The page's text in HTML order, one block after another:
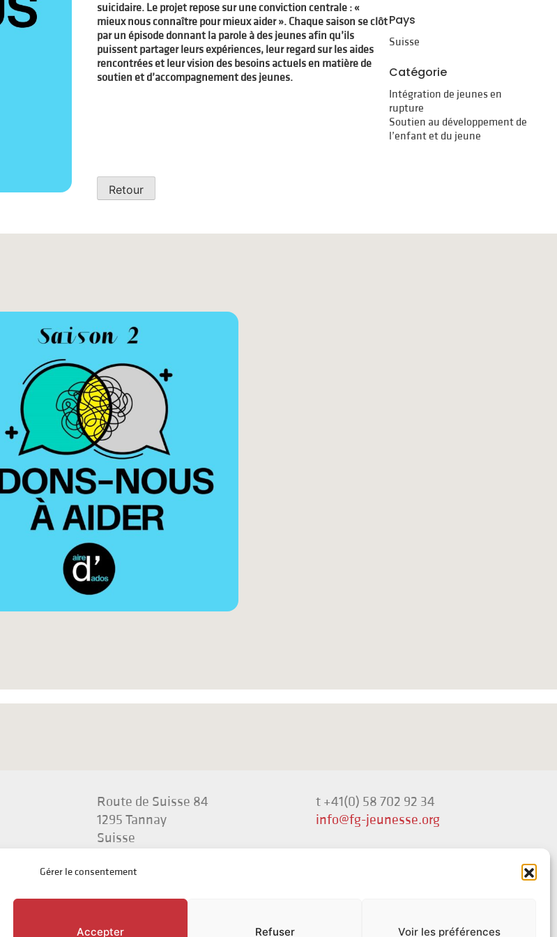
Gérer le consentement
Accepter Refuser Voir les préférences
suicidaire. Le projet repose sur une conviction centrale : «
mieux nous connaître pour mieux aider ». Chaque saison se clôt
par un épisode donnant la parole à des jeunes afin qu’ils
puissent partager leurs expériences, leur regard sur les aides
rencontrées et leur vision des besoins actuels en matière de
soutien et d’accompagnement des jeunes.
Pays
Suisse
Catégorie
Intégration de jeunes en
rupture
Soutien au développement de
l’enfant et du jeune
Retour
Route de Suisse 84
1295 Tannay
Suisse
t +41(0) 58 702 92 34
info@fg-jeunesse.org